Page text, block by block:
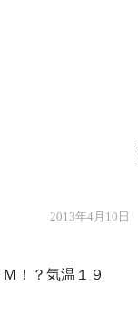
2013年4月10日